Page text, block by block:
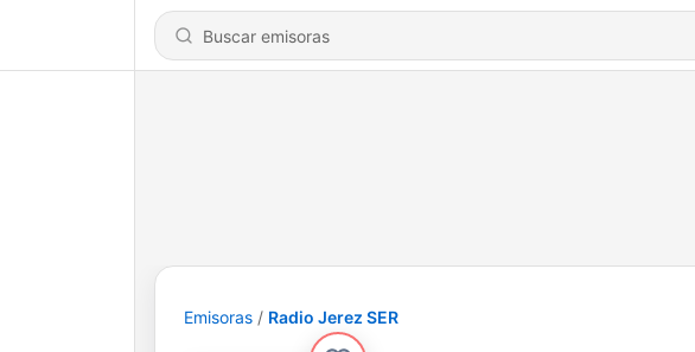
Emisoras Radio Jerez SER